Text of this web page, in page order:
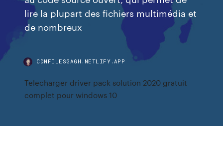
lire la plupart des fichiers multimédia et
de nombreux
CDNFILESGAGH.NETLIFY.APP
Telecharger driver pack solution 2020 gratuit
complet pour windows 10